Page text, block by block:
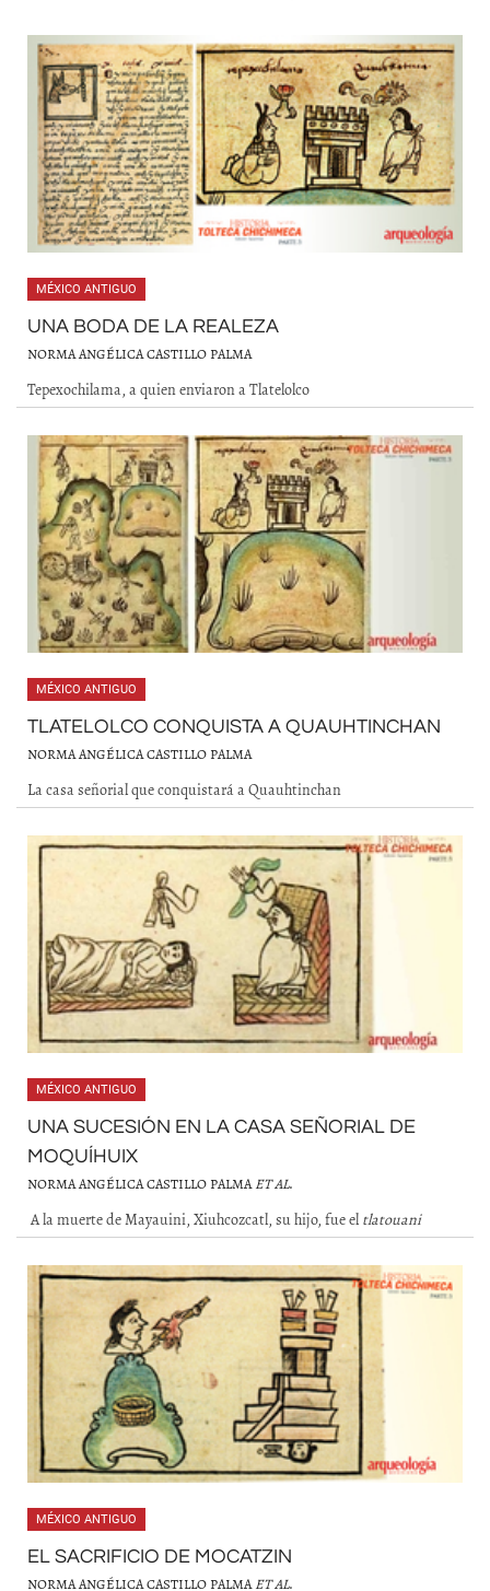
MÉXICO ANTIGUO
UNA BODA DE LA REALEZA
NORMA ANGÉLICA CASTILLO PALMA
Tepexochilama, a quien enviaron a Tlatelolco
MÉXICO ANTIGUO
TLATELOLCO CONQUISTA A QUAUHTINCHAN
NORMA ANGÉLICA CASTILLO PALMA
La casa señorial que conquistará a Quauhtinchan
MÉXICO ANTIGUO
UNA SUCESIÓN EN LA CASA SEÑORIAL DE
MOQUÍHUIX
NORMA ANGÉLICA CASTILLO PALMAET AL.
A la muerte de Mayauini, Xiuhcozcatl, su hijo, fue el tlatouani
MÉXICO ANTIGUO
EL SACRIFICIO DE MOCATZIN
NORMA ANGÉLICA CASTILLO PALMAET AL.